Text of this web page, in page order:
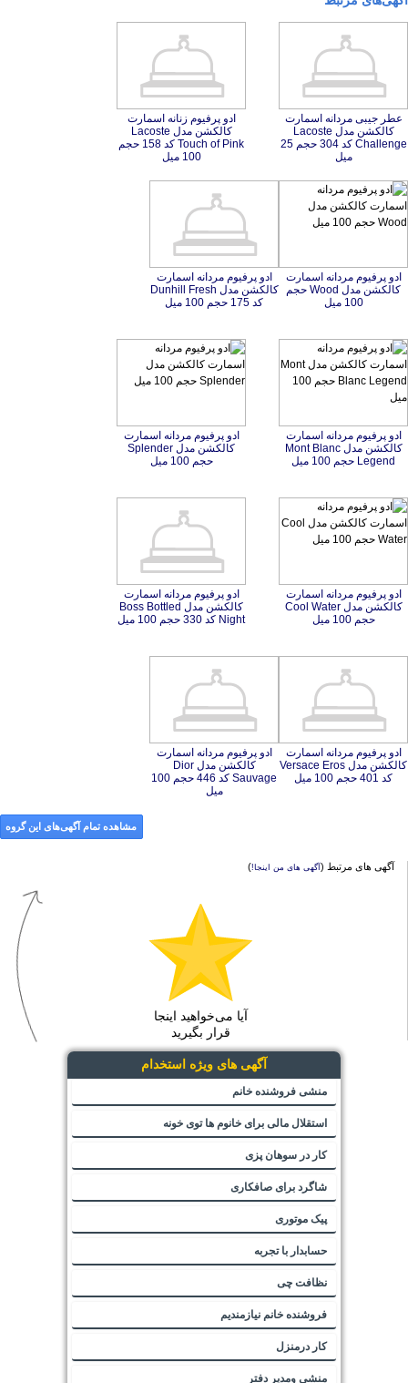
عطر جیبی مردانه اسمارت
کالکشن مدل Lacoste
Challenge کد 304 حجم 25
میل
ادو پرفیوم زنانه اسمارت
کالکشن مدل Lacoste
Touch of Pink کد 158 حجم
100 میل
ادو پرفیوم مردانه اسمارت
کالکشن مدل Wood حجم
100 میل
ادو پرفیوم مردانه اسمارت
کالکشن مدل Dunhill Fresh
کد 175 حجم 100 میل
ادو پرفیوم مردانه اسمارت
کالکشن مدل Mont Blanc
Legend حجم 100 میل
ادو پرفیوم مردانه اسمارت
کالکشن مدل Splender
حجم 100 میل
ادو پرفیوم مردانه اسمارت
کالکشن مدل Cool Water
حجم 100 میل
ادو پرفیوم مردانه اسمارت
کالکشن مدل Boss Bottled
Night کد 330 حجم 100 میل
ادو پرفیوم مردانه اسمارت
کالکشن مدل Versace Eros
کد 401 حجم 100 میل
ادو پرفیوم مردانه اسمارت
کالکشن مدل Dior
Sauvage کد 446 حجم 100
میل
مشاهده تمام آگهی‌های این گروه
آگهی های مرتبط (آگهی های من اینجا!)
آیا می‌خواهید اینجا
قرار بگیرید
آگهی های ویژه استخدام
منشی فروشنده خانم
استقلال مالی برای خانوم ها توی خونه
کار در سوهان پزی
شاگرد برای صافکاری
پیک موتوری
حسابدار با تجربه
نظافت چی
فروشنده خانم نیازمندیم
کار درمنزل
منشی ومدیر دفتر